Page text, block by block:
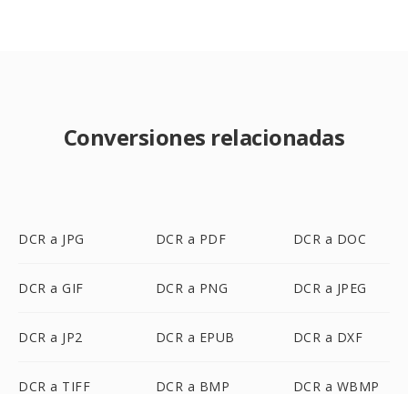
Conversiones relacionadas
DCR a JPG DCR a PDF DCR a DOC
DCR a GIF DCR a PNG DCR a JPEG
DCR a JP2 DCR a EPUB DCR a DXF
DCR a TIFF DCR a BMP DCR a WBMP